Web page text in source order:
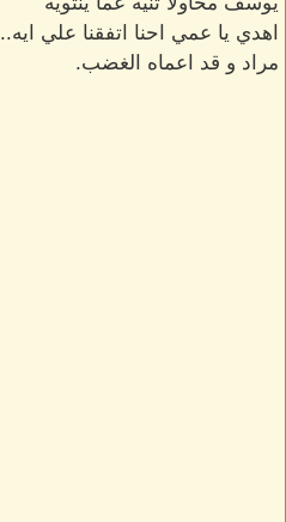
اهدي يا عمي احنا اتفقنا علي ايه..
مراد و قد اعماه الغضب.